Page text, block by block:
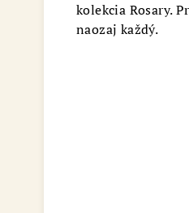
kolekcia Rosary.
naozaj každý.